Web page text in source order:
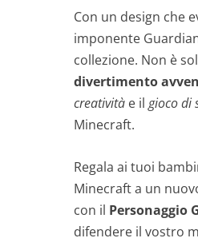
Con un design che
imponente
collezione. Non è
divertimento
creativitàe il gioco di
Minecraft.
Regala ai tuoi
Minecraft a un
con il Personaggio
difendere il vostro